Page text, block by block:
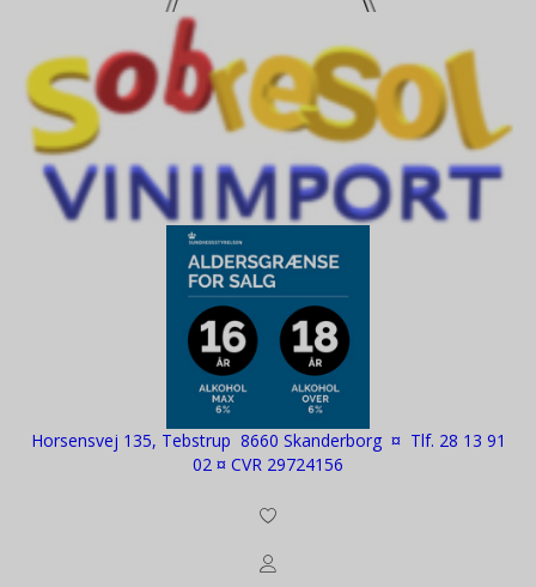
Horsensvej 135, Tebstrup 8660 Skanderborg ¤ Tlf. 28 13 91
02 ¤ CVR 29724156